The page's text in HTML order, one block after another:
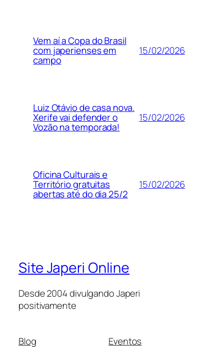
Vem aí a Copa do Brasil
com japerienses em
campo
15/02/2026
Luiz Otávio de casa nova.
Xerife vai defender o
Vozão na temporada!
15/02/2026
Oficina Culturais e
Território gratuitas
abertas até do dia 25/2
15/02/2026
Site Japeri Online
Desde 2004 divulgando Japeri
positivamente
Blog Eventos